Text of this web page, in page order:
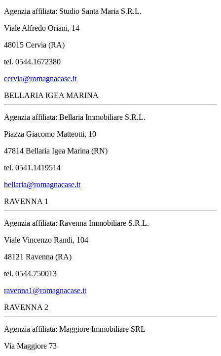
Agenzia affiliata: Studio Santa Maria S.R.L.
Viale Alfredo Oriani, 14
48015 Cervia (RA)
tel. 0544.1672380
cervia@romagnacase.it
BELLARIA IGEA MARINA
Agenzia affiliata: Bellaria Immobiliare S.R.L.
Piazza Giacomo Matteotti, 10
47814 Bellaria Igea Marina (RN)
tel. 0541.1419514
bellaria@romagnacase.it
RAVENNA 1
Agenzia affiliata: Ravenna Immobiliare S.R.L.
Viale Vincenzo Randi, 104
48121 Ravenna (RA)
tel. 0544.750013
ravenna1@romagnacase.it
RAVENNA 2
Agenzia affiliata: Maggiore Immobiliare SRL
Via Maggiore 73